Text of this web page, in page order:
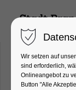
Tigerwild
Wir setzen auf
sind erforderlich,
Onlineangebot zu
Button "Alle